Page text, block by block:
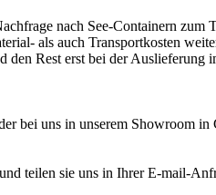
nach See-Containern zum
als auch Transportkosten
den Rest erst bei der Auslieferung
bei uns in unserem Showroom
teilen sie uns in Ihrer E-mail-